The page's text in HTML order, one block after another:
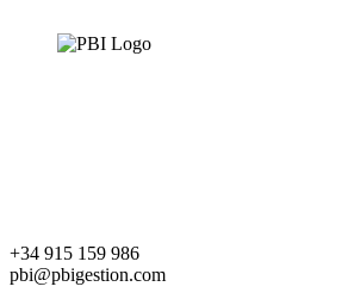
+34 915 159 986
pbi@pbigestion.com